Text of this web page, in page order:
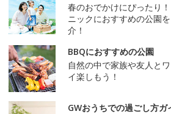
春のおでかけにぴったり
ニックにおすすめの公園
介！
BBQにおすすめの公園
自然の中で家族や友人と
イ楽しもう！
GWおうちでの過ごし方ガ